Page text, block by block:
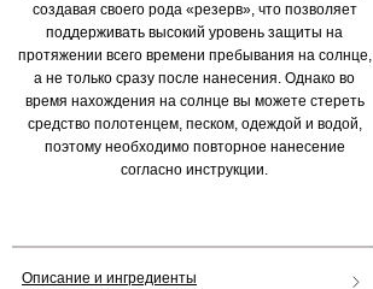
Описание и ингредиенты
создавая своего рода «резерв», что позволяет
поддерживать высокий уровень защиты на
протяжении всего времени пребывания на солнце,
а не только сразу после нанесения. Однако во
время нахождения на солнце вы можете стереть
средство полотенцем, песком, одеждой и водой,
поэтому необходимо повторное нанесение
согласно инструкции.